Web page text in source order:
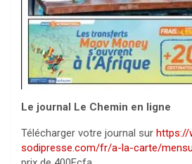
Le journal Le Chemin en ligne
Télécharger votre journal sur https://
sodipresse.com/fr/a-la-carte/